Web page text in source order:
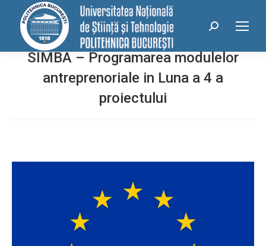
conținut
Search:
SIMBA – Programarea modulelor
antreprenoriale in Luna a 4 a
proiectului